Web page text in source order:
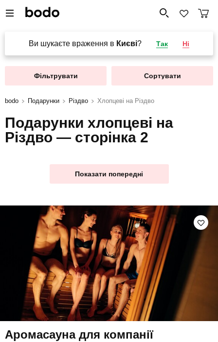
Ви шукаєте враження в Києві? Так Ні
Фільтрувати Сортувати
bodo Подарунки Різдво Хлопцеві на Різдво
Подарунки хлопцеві на
Різдво — сторінка 2
Показати попередні
Аромасауна для компанії